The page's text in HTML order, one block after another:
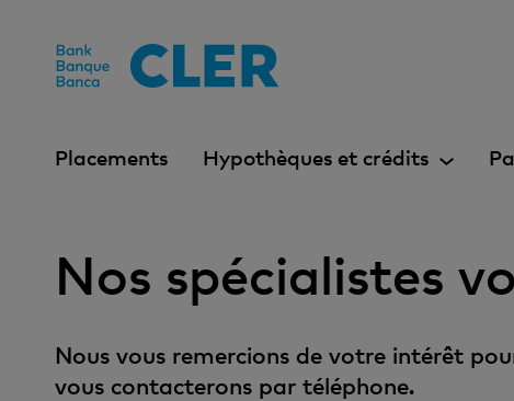
Placements Hypothèques et crédits
Nos spécialistes
Nous vous remercions de votre intérêt
vous contacterons par téléphone.